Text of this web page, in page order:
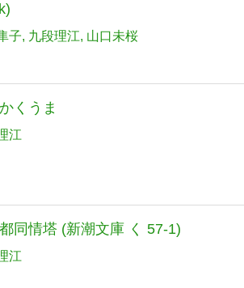
子 九段理江 山口未桜
くうま
江
同情塔 (新潮文庫 く 57-1)
江